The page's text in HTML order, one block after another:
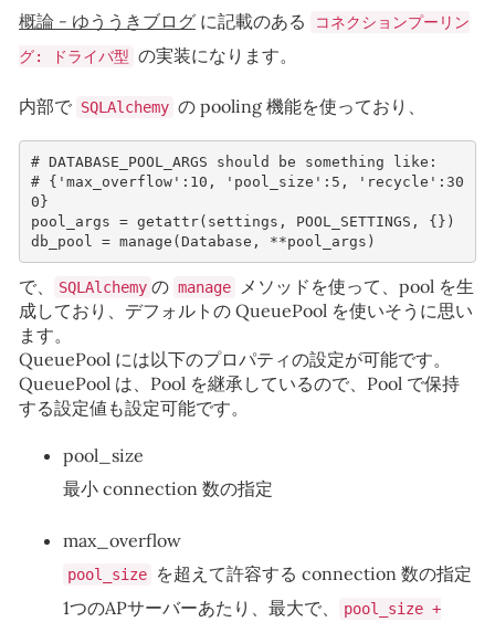
概論 - ゆううきブログ に記載のある
コネクションプーリン
グ: ドライバ型 の実装になります。
内部で SQLAlchemy の pooling 機能を使っており、
# DATABASE_POOL_ARGS should be something like:
# {'max_overflow':10, 'pool_size':5, 'recycle':30
0}
pool_args = getattr( settings , POOL_SETTINGS ,
{})
db_pool
= manage (Database , **pool_args )
で、 SQLAlchemy の manage
メソッドを使って、pool を生
成しており、デフォルトの QueuePool を使いそうに思い
ます。
QueuePool には以下のプロパティの設定が可能です。
QueuePool は、Pool を継承しているので、Pool で保持
する設定値も設定可能です。
pool_size
最小 connection 数の指定
max_overflow
pool_size
を超えて許容する connection 数の指定
1つのAPサーバーあたり、最大で、
pool_size +